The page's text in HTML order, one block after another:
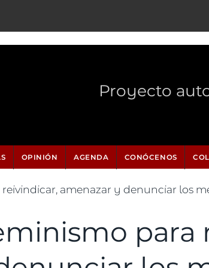
Proyecto
OPINIÓN AGENDA CONÓCENOS
amenazar y denunciar los
para